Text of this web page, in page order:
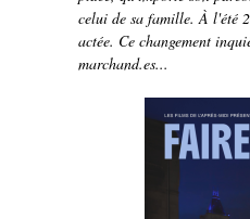
celui de sa famille. À l'été
actée. Ce changement
marchand.es...